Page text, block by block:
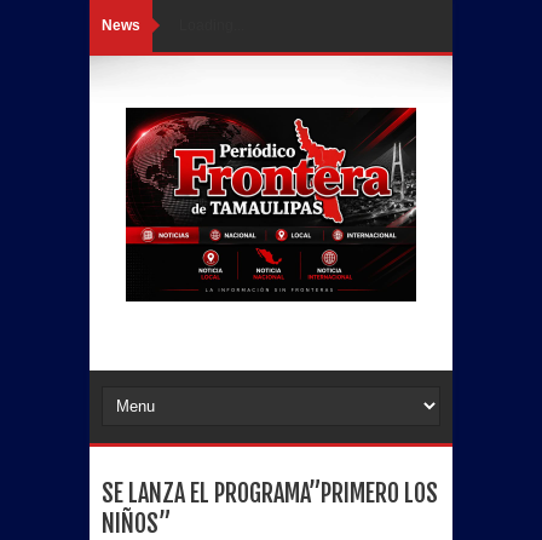
News
SE LANZA EL PROGRAMA”PRIMERO LOS
NIÑOS”